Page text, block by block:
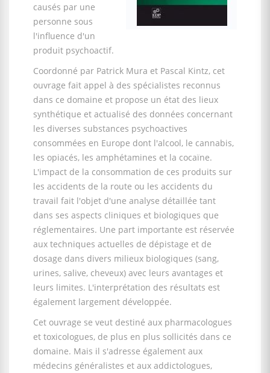
causés par une
personne sous
l'influence d'un
produit psychoactif.
Coordonné par Patrick Mura et Pascal Kintz, cet
ouvrage fait appel à des spécialistes reconnus
dans ce domaine et propose un état des lieux
synthétique et actualisé des données concernant
les diverses substances psychoactives
consommées en Europe dont l'alcool, le cannabis,
les opiacés, les amphétamines et la cocaïne.
L'impact de la consommation de ces produits sur
les accidents de la route ou les accidents du
travail fait l'objet d'une analyse détaillée tant
dans ses aspects cliniques et biologiques que
réglementaires. Une part importante est réservée
aux techniques actuelles de dépistage et de
dosage dans divers milieux biologiques (sang,
urines, salive, cheveux) avec leurs avantages et
leurs limites. L'interprétation des résultats est
également largement développée.
Cet ouvrage se veut destiné aux pharmacologues
et toxicologues, de plus en plus sollicités dans ce
domaine. Mais il s'adresse également aux
médecins généralistes et aux addictologues,